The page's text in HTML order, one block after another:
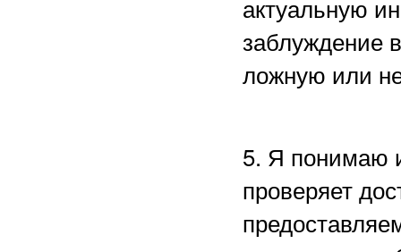
актуальную
заблуждение
ложную или
5. Я понимаю
проверяет